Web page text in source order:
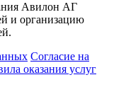
Авилон АГ
и организацию
Соглаcие на
оказания услуг